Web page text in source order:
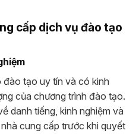
cấp dịch vụ đào tạo
tạo uy tín và có kinh
của chương trình đào tạo.
danh tiếng, kinh nghiệm và
cung cấp trước khi quyết